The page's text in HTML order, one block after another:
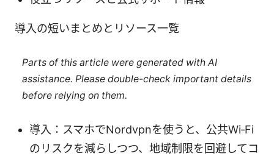
導入の短いまとめとリソース一覧
Parts of this article were generated with AI
assistance. Please double-check important details
before relying on them.
導入：スマホでNordvpnを使うと、公共Wi‑Fi
のリスクを減らしつつ、地域制限を回避してコ